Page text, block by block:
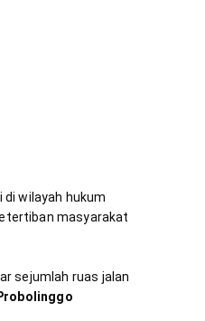
wilayah hukum
masyarakat
sejumlah ruas jalan